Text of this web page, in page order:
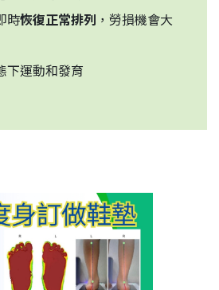
時恢復正常排列 ，勞損機會大
下運動和發育